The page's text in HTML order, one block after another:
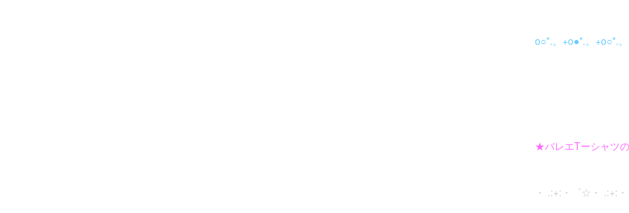
o○*.。+o●*.。+o○*.
★バレエTーシャツ
・ .:+:・゜☆・ .:+: